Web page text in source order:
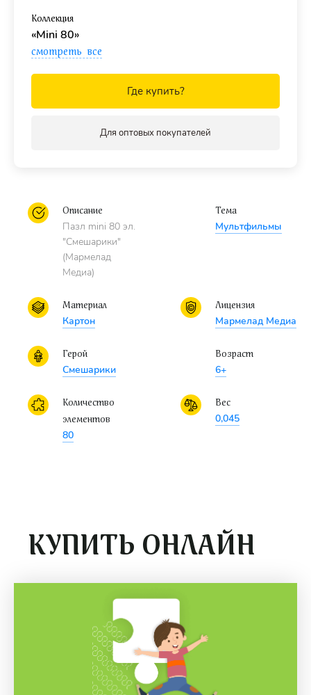
Коллекция
«Mini 80»
смотреть все
Где купить?
Для оптовых покупателей
Описание
Пазл mini 80 эл.
"Смешарики"
(Мармелад
Медиа)
Тема
Мультфильмы
Материал
Картон
Лицензия
Мармелад Медиа
Герой
Смешарики
Возраст
6+
Количество
элементов
80
Вес
0,045
КУПИТЬ ОНЛАЙН